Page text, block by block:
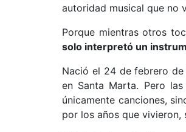
autoridad musical que no
Porque mientras otros
solo interpretó un
Nació el 24 de febrero
en Santa Marta. Pero
únicamente canciones,
por los años que vivieron,